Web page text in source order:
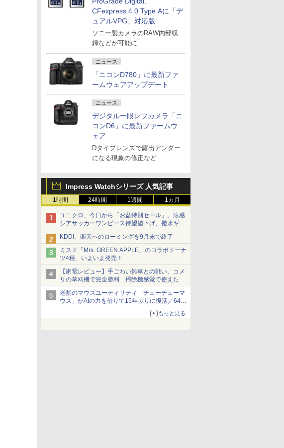
CFexpress 4.0 Type Aに「デ
ュアルVPG」対応版
ソニー製カメラのRAW内部収
録などが可能に
ニュース
「ニコンD780」に最新ファ
ームウェアアップデート
ニュース
デジタル一眼レフカメラ「ニ
コンD6」に最新ファームウ
ェア
Dタイプレンズで露出アンダー
になる現象の修正など
Impress Watchシリーズ 人気記事
1時間 24時間 1週間 1カ月
ユニクロ、今日から「お盆特別セール」。涼感
シアサッカーワンピース待望値下げ、撥水ギア
ショーツは1990円に
KDDI、楽天へのローミングを9月末で終了
ミスド「Mrs. GREEN APPLE」のコラボドーナ
ツ4種、いよいよ発売！
【家電レビュー】手ごわい雑草との戦い、コメ
リの草刈機で完全勝利 掃除機感覚で使えた
老舗のマウスユーティリティ「チューチューマ
ウス」がAIの力を借りて15年ぶりに復活／64bit
化、Windows 10/11、「Chrome」も走り回
る。復活記念で2026年末まで500円
もっと見る